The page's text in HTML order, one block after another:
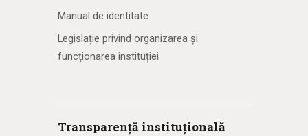
Manual de identitate
Legislație privind organizarea și
funcționarea instituției
Transparență instituțională